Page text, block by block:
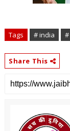
Tags # india #
Share This